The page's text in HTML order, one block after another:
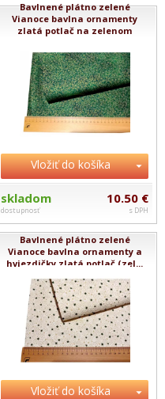
Bavlnené plátno zelené
Vianoce bavlna ornamenty
zlatá potlač na zelenom
Vložiť do košíka
skladom
dostupnosť
10.50 €
s DPH
Bavlnené plátno zelené
Vianoce bavlna ornamenty a
hviezdičky zlatá potlač (zel...
Vložiť do košíka